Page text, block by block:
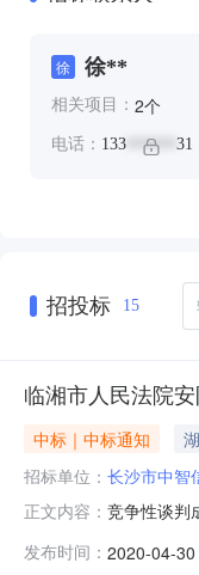
徐 徐**
相关项目： 2个
电话： 133 ****** 31
招投标 15
临湘市人民法院
中标｜中标通知
招标单位： 长沙市中智
正文内容： 竞争性谈判
商的情况1
发布时间： 2020-04-30